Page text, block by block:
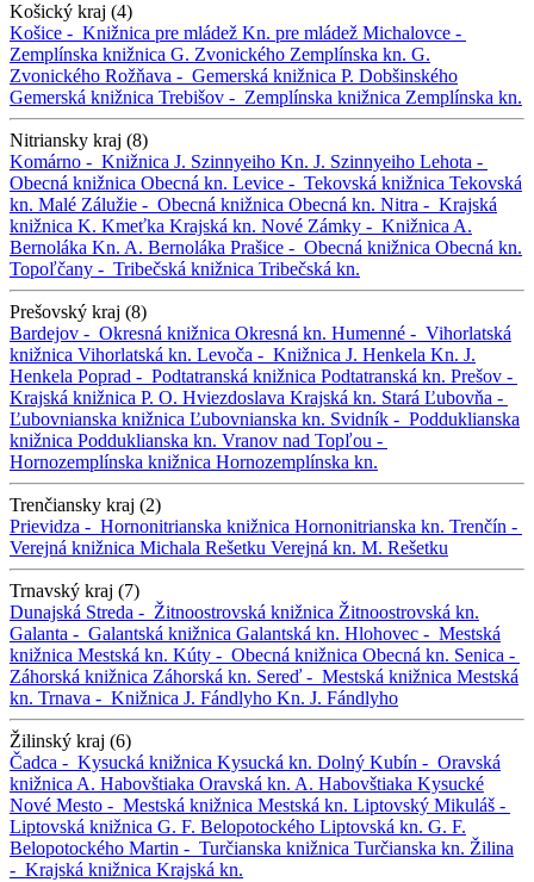
Košický kraj (4)
Košice - Knižnica pre mládež Kn. pre mládež Michalovce -
Zemplínska knižnica G. Zvonického Zemplínska kn. G.
Zvonického Rožňava - Gemerská knižnica P. Dobšinského
Gemerská knižnica Trebišov - Zemplínska knižnica Zemplínska kn.
Nitriansky kraj (8)
Komárno - Knižnica J. Szinnyeiho Kn. J. Szinnyeiho Lehota -
Obecná knižnica Obecná kn. Levice - Tekovská knižnica Tekovská
kn. Malé Zálužie - Obecná knižnica Obecná kn. Nitra - Krajská
knižnica K. Kmeťka Krajská kn. Nové Zámky - Knižnica A.
Bernoláka Kn. A. Bernoláka Prašice - Obecná knižnica Obecná kn.
Topoľčany - Tribečská knižnica Tribečská kn.
Prešovský kraj (8)
Bardejov - Okresná knižnica Okresná kn. Humenné - Vihorlatská
knižnica Vihorlatská kn. Levoča - Knižnica J. Henkela Kn. J.
Henkela Poprad - Podtatranská knižnica Podtatranská kn. Prešov -
Krajská knižnica P. O. Hviezdoslava Krajská kn. Stará Ľubovňa -
Ľubovnianska knižnica Ľubovnianska kn. Svidník - Podduklianska
knižnica Podduklianska kn. Vranov nad Topľou -
Hornozemplínska knižnica Hornozemplínska kn.
Trenčiansky kraj (2)
Prievidza - Hornonitrianska knižnica Hornonitrianska kn. Trenčín -
Verejná knižnica Michala Rešetku Verejná kn. M. Rešetku
Trnavský kraj (7)
Dunajská Streda - Žitnoostrovská knižnica Žitnoostrovská kn.
Galanta - Galantská knižnica Galantská kn. Hlohovec - Mestská
knižnica Mestská kn. Kúty - Obecná knižnica Obecná kn. Senica -
Záhorská knižnica Záhorská kn. Sereď - Mestská knižnica Mestská
kn. Trnava - Knižnica J. Fándlyho Kn. J. Fándlyho
Žilinský kraj (6)
Čadca - Kysucká knižnica Kysucká kn. Dolný Kubín - Oravská
knižnica A. Habovštiaka Oravská kn. A. Habovštiaka Kysucké
Nové Mesto - Mestská knižnica Mestská kn. Liptovský Mikuláš -
Liptovská knižnica G. F. Belopotockého Liptovská kn. G. F.
Belopotockého Martin - Turčianska knižnica Turčianska kn. Žilina
- Krajská knižnica Krajská kn.